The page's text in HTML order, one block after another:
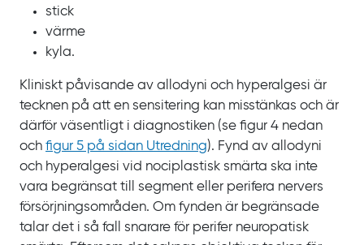
stick
värme
kyla.
Kliniskt påvisande av allodyni och hyperalgesi är
tecknen på att en sensitering kan misstänkas och är
därför väsentligt i diagnostiken (se figur 4 nedan
och figur 5 på sidan Utredning). Fynd av allodyni
och hyperalgesi vid nociplastisk smärta ska inte
vara begränsat till segment eller perifera nervers
försörjningsområden. Om fynden är begränsade
talar det i så fall snarare för perifer neuropatisk